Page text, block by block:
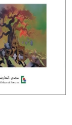
إختياراتنا
كتب
أكاديمية
صندوق
القراءة
English
books
iKitab
أسئلة
أسئلة
يتكرر
طرحها
تحميل
masmu3
Android
المواضيع
الأكثر
وسائل
تعليمية
والعناية
الشخصية